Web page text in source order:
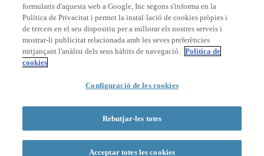
Membre de
Acreditacions
© 2026 La Salle Campus Barcelona - URL |Avís legal
Formulari de cerca
formularis d'aquesta web a Google, Inc segons s'informa en la
Política de Privacitat i permet la instal·lació de cookies pròpies i
de tercers en el seu dispositiu per a millorar els nostres serveis i
mostrar-li publicitat relacionada amb les seves preferències
mitjançant l'anàlisi dels seus hàbits de navegació. Política de
cookies
Configuració de les cookies
Rebutjar-les totes
Acceptar totes les cookies